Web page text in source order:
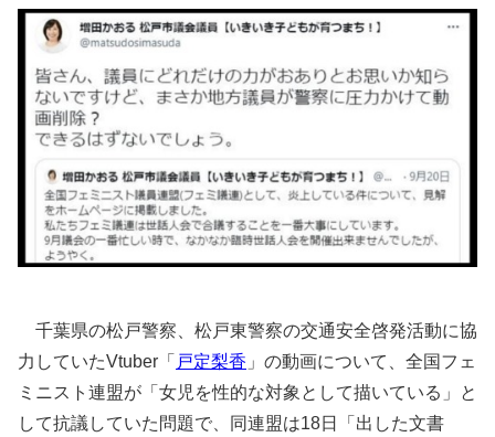
千葉県の松戸警察、松戸東警察の交通安全啓発活動に協
力していたVtuber「 戸定梨香 」の動画について、全国フェ
ミニスト連盟が「女児を性的な対象として描いている」と
して抗議していた問題で、同連盟は18日「出した文書